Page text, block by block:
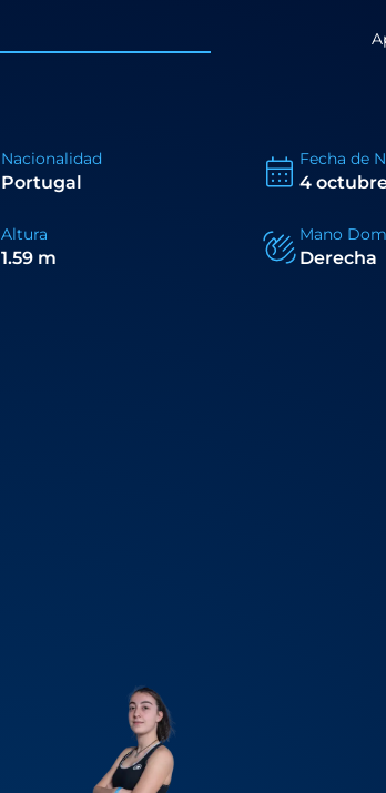
Nacionalidad
Portugal
Fecha de
4
Altura
1.59 m
Mano
Derecha